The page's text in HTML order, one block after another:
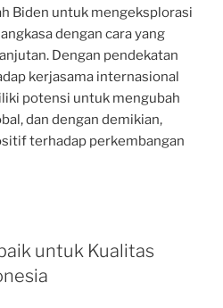
Biden untuk mengeksplorasi
dengan cara yang
Dengan pendekatan
kerjasama internasional
potensi untuk mengubah
dan dengan demikian,
terhadap perkembangan
untuk Kualitas